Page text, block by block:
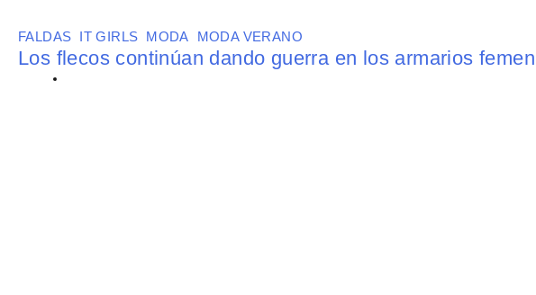
FALDAS IT GIRLS MODA MODA VERANO
Los flecos continúan dando guerra en los armarios